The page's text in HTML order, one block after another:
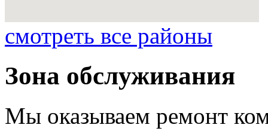
смотреть все районы
Зона обслуживания
Мы оказываем ремонт